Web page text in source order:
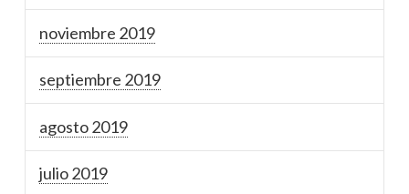
noviembre 2019
septiembre 2019
agosto 2019
julio 2019